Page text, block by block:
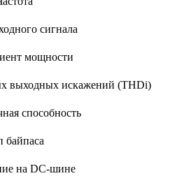
сигнала
мощности
выходных искажений (THDi)
способность
байпаса
на DC-шине